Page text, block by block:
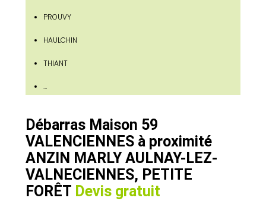
PROUVY
HAULCHIN
THIANT
…
Débarras Maison 59
VALENCIENNES à proximité
ANZIN MARLY AULNAY-LEZ-
VALNECIENNES, PETITE
FORÊT Devis gratuit